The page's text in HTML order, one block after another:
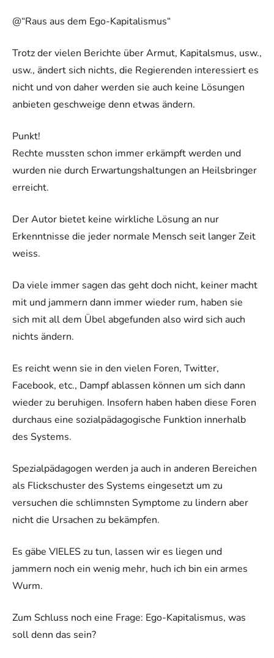
@“Raus aus dem Ego-Kapitalismus“
Trotz der vielen Berichte über Armut, Kapitalsmus, usw.,
usw., ändert sich nichts, die Regierenden interessiert es
nicht und von daher werden sie auch keine Lösungen
anbieten geschweige denn etwas ändern.
Punkt!
Rechte mussten schon immer erkämpft werden und
wurden nie durch Erwartungshaltungen an Heilsbringer
erreicht.
Der Autor bietet keine wirkliche Lösung an nur
Erkenntnisse die jeder normale Mensch seit langer Zeit
weiss.
Da viele immer sagen das geht doch nicht, keiner macht
mit und jammern dann immer wieder rum, haben sie
sich mit all dem Übel abgefunden also wird sich auch
nichts ändern.
Es reicht wenn sie in den vielen Foren, Twitter,
Facebook, etc., Dampf ablassen können um sich dann
wieder zu beruhigen. Insofern haben haben diese Foren
durchaus eine sozialpädagogische Funktion innerhalb
des Systems.
Spezialpädagogen werden ja auch in anderen Bereichen
als Flickschuster des Systems eingesetzt um zu
versuchen die schlimnsten Symptome zu lindern aber
nicht die Ursachen zu bekämpfen.
Es gäbe VIELES zu tun, lassen wir es liegen und
jammern noch ein wenig mehr, huch ich bin ein armes
Wurm.
Zum Schluss noch eine Frage: Ego-Kapitalismus, was
soll denn das sein?